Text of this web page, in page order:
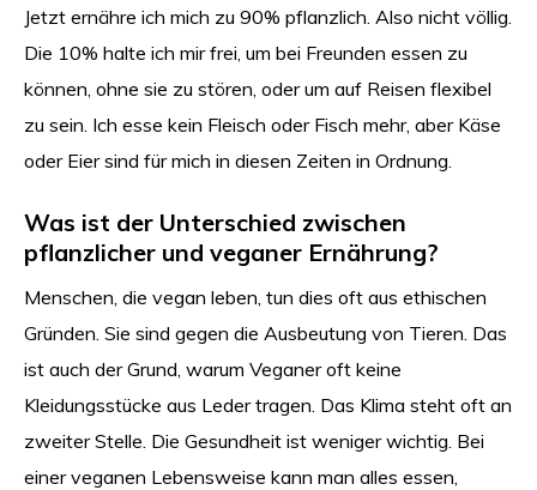
Jetzt ernähre ich mich zu 90% pflanzlich. Also nicht völlig.
Die 10% halte ich mir frei, um bei Freunden essen zu
können, ohne sie zu stören, oder um auf Reisen flexibel
zu sein. Ich esse kein Fleisch oder Fisch mehr, aber Käse
oder Eier sind für mich in diesen Zeiten in Ordnung.
Was ist der Unterschied zwischen
pflanzlicher und veganer Ernährung?
Menschen, die vegan leben, tun dies oft aus ethischen
Gründen. Sie sind gegen die Ausbeutung von Tieren. Das
ist auch der Grund, warum Veganer oft keine
Kleidungsstücke aus Leder tragen. Das Klima steht oft an
zweiter Stelle. Die Gesundheit ist weniger wichtig. Bei
einer veganen Lebensweise kann man alles essen,